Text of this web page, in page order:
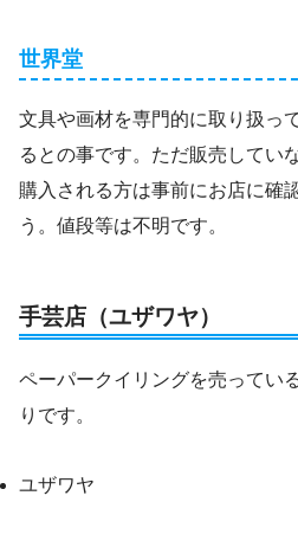
世界堂
文具や画材を専門的に取り扱っ
るとの事です。ただ販売してい
購入される方は事前にお店に確
う。値段等は不明です。
手芸店（ユザワヤ）
ペーパークイリングを売ってい
りです。
ユザワヤ